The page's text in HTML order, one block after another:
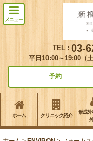
メニュー
TEL : 03-
平日10:00～19:00（
予約
ホーム クリニック紹介
形成外